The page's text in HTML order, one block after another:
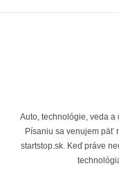
Auto, technológie, veda a
Písaniu sa venujem päť
startstop.sk. Keď práve